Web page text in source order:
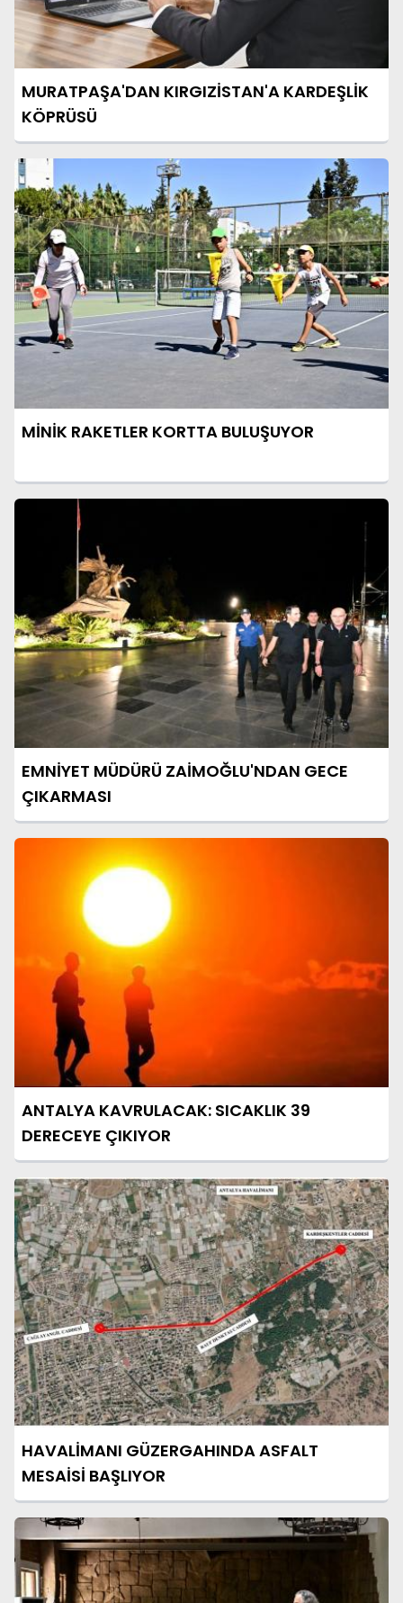
MURATPAŞA'DAN KIRGIZİSTAN'A KARDEŞLİK
KÖPRÜSÜ
MİNİK RAKETLER KORTTA BULUŞUYOR
EMNİYET MÜDÜRÜ ZAİMOĞLU'NDAN GECE
ÇIKARMASI
ANTALYA KAVRULACAK: SICAKLIK 39
DERECEYE ÇIKIYOR
HAVALİMANI GÜZERGAHINDA ASFALT
MESAİSİ BAŞLIYOR